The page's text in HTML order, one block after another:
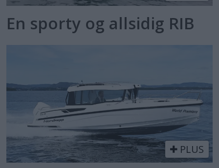
En sporty og allsidig RIB
PLUS